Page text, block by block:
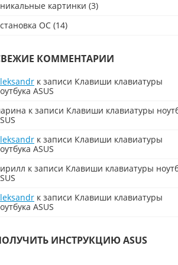
картинки (3)
ОС (14)
КОММЕНТАРИИ
к записи Клавиши клавиатуры
ASUS
к записи Клавиши клавиатуры
к записи Клавиши клавиатуры
ASUS
к записи Клавиши клавиатуры
к записи Клавиши клавиатуры
ASUS
ИНСТРУКЦИЮ ASUS